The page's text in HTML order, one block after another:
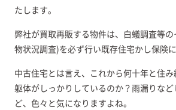
たします。
弊社が買取再販する物件は、白蟻調査等
物状況調査)を必ず行い既存住宅かし保険
中古住宅とは言え、これから何十年と住み
躯体がしっかりしているのか？雨漏りなど
ど、色々と気になりますよね。